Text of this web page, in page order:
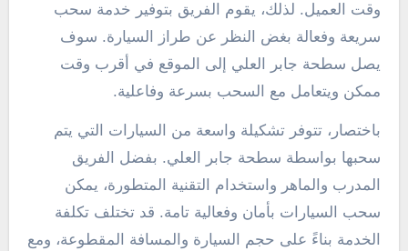
وقت العميل. لذلك، يقوم الفريق بتوفير خدمة سحب
سريعة وفعالة بغض النظر عن طراز السيارة. سوف
يصل سطحة جابر العلي إلى الموقع في أقرب وقت
ممكن ويتعامل مع السحب بسرعة وفاعلية.
باختصار، تتوفر تشكيلة واسعة من السيارات التي يتم
سحبها بواسطة سطحة جابر العلي. بفضل الفريق
المدرب والماهر واستخدام التقنية المتطورة، يمكن
سحب السيارات بأمان وفعالية تامة. قد تختلف تكلفة
الخدمة بناءً على حجم السيارة والمسافة المقطوعة، ومع